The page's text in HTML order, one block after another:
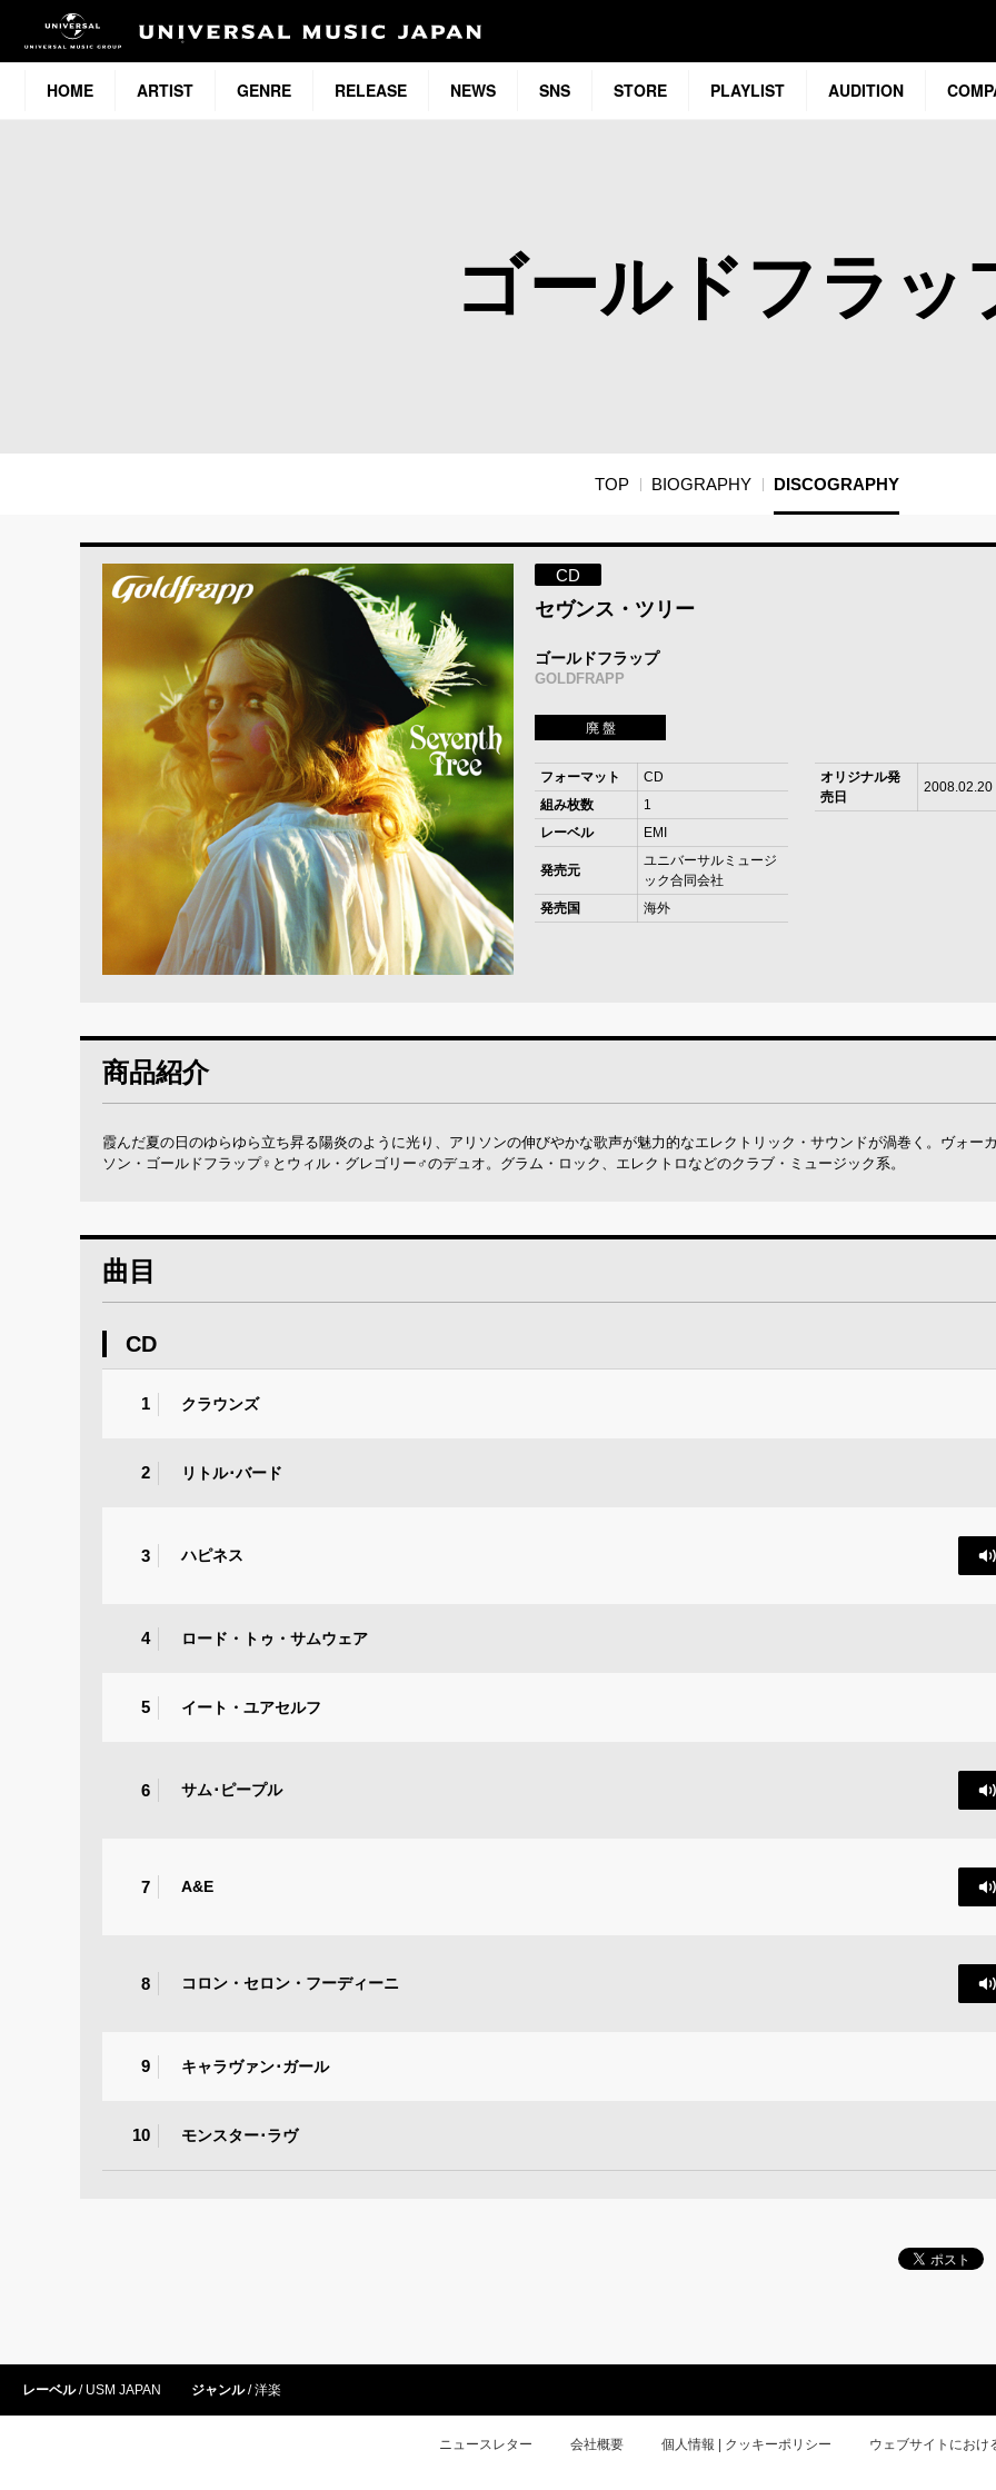
HOME ARTIST GENRE RELEASE NEWS SNS STORE PLAYLIST AUDITION
ゴールドフラッ
TOP BIOGRAPHY DISCOGRAPHY
CD
セヴンス・ツリー
ゴールドフラップ
GOLDFRAPP
廃 盤
フォーマット
CD
組み枚数
1
レーベル
EMI
発売元
ユニバーサルミュージ
ック合同会社
発売国
海外
オリジナル発
売日
2008.02.20
商品紹介
霞んだ夏の日のゆらゆら立ち昇る陽炎のように光り、アリソンの伸びやかな歌声が魅力的なエレクトリック・サウンドが渦巻く。ヴォー
ソン・ゴールドフラップ♀とウィル・グレゴリー♂のデュオ。グラム・ロック、エレクトロなどのクラブ・ミュージック系。
曲目
CD
1 クラウンズ
2 リトル･バード
3 ハピネス
4 ロード・トゥ・サムウェア
5 イート・ユアセルフ
6 サム･ピープル
7 A&E
8 コロン・セロン・フーディーニ
9 キャラヴァン･ガール
10 モンスター･ラヴ
レーベル USM JAPAN ジャンル 洋楽
ニュースレター 会社概要 個人情報 | クッキーポリシー ウェブサイトにおけ